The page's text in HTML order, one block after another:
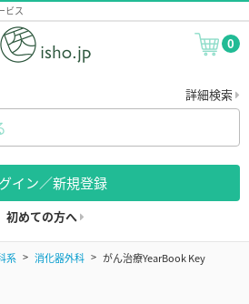
ビス
0
詳細検索
イン／新規登録
初めての方へ
系 消化器外科
がん治療YearBook Key